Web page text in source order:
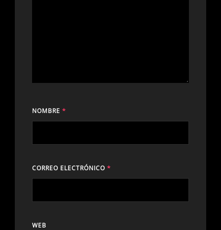
NOMBRE *
CORREO ELECTRÓNICO *
WEB